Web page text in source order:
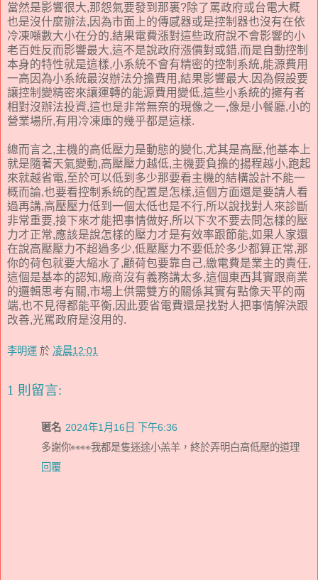
當然是影響很大,那怨氣要發到那裏?除了罵政府或台電大概
也是沒什麼辦法,因為市面上的傳感器或是控制器也沒有在依
冷凍噸數大小在分的,結果電費漲對這些政府說不會影響的小
老百姓反而影響最大,這不是說政府漲價對或錯,而是自動控制
本身的特性就是這樣,小系統不會有精密的控制系統,能源費用
一高因為小系統最沒辦法分擔費用,結果影響最大.因為假設要
讓控制變精密來讓運轉的能源費用變低,這些小系統的擁有者
相對沒辦法投資,這也是非常無奈的現像之一,像是小餐廳,小的
營業場所,有用冷凍庫的幾乎都是這樣.
總而言之,主機的高低壓力是動態的變化,尤其是高壓,他基本上
就是隨著天氣變動,高壓壓力越低,主機要負擔的揚程越小,跑起
來就越省電,至於可以低到多少那要看主機的結構設計不能一
概而論,也要看控制系統的配置是怎樣,這個方面還是要請人看
過再講,高壓壓力低到一個太低也是不行,所以說找對人來診斷
非常重要,接下來才能把事情做好,所以下次不要去問怎樣的壓
力才正常,應該是說怎樣的壓力才是有效率跟節能,如果人家還
在說高壓壓力不超過多少,低壓壓力不要低於多少都算正常,那
你的荷包就要大縮水了,顧荷包要靠自己,繳電費是業主的責任,
這個是基本的認知,廠商沒有義務講太多,這個東西其實跟商業
的邏輯思考有關,市場上供需雙方的關係其實有點像天平的兩
端,也不見得都能平衡,因此要省電費還是找對人把事情解決跟
改善,光罵政府是沒用的.
李明運 於 凌晨12:01
1 則留言:
匿名 2024年1月16日 下午6:36
多謝你👀👀我都是隻迷途小羔羊，終於弄明白高低壓的道理
回覆